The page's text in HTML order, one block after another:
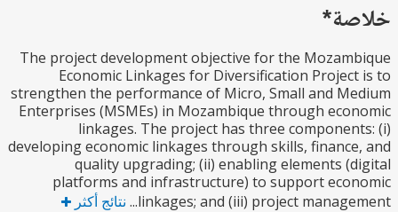
The project development objective for the
Economic Linkages for Diversification
strengthen the performance of Micro, Small and
Enterprises (MSMEs) in Mozambique through
linkages. The project has three
developing economic linkages through skills,
quality upgrading; (ii) enabling elements
platforms and infrastructure) to support
linkages; and (iii) project
نتائج أكثر